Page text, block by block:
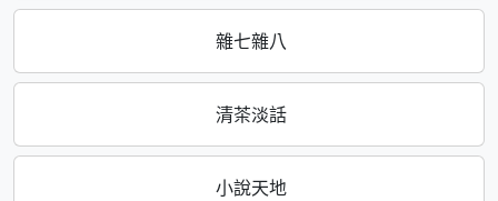
雜七雜八
清茶淡話
小說天地